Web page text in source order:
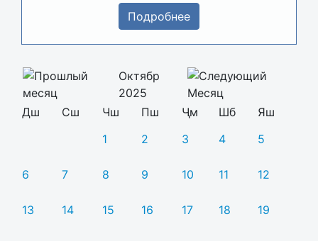
Подробнее
Октябр
2025
Дш
Сш Чш Пш Ҷм Шб
Яш
1
2 3 4 5
6 7 8 9 10 11 12
13 14 15 16 17 18 19